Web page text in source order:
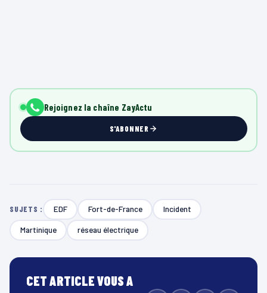
Rejoignez la chaîne ZayActu
S'ABONNER
SUJETS : EDF Fort-de-France Incident
Martinique réseau électrique
CET ARTICLE VOUS A